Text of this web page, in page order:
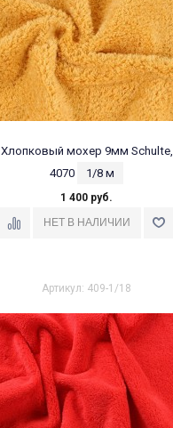
Хлопковый мохер 9мм Schulte,
4070
1/8 м
1 400 руб.
Артикул: 409-1/18